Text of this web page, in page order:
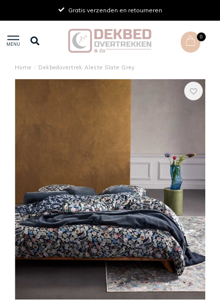
Gratis verzenden en retourneren
MENU
0
Home / Dekbedovertrek Aleste Slate Grey